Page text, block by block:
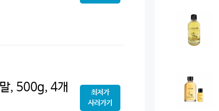
, 500g, 4개
최저가
사러가기